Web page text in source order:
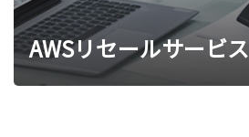
AWSリセールサービス